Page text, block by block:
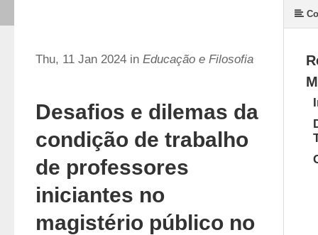
Thu, 11 Jan 2024 in Educação e Filosofia
Desafios e dilemas da
condição de trabalho
de professores
iniciantes no
magistério público no